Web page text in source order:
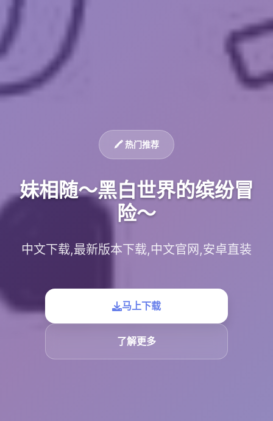
🖍️ 热门推荐
妹相随～黑白世界的缤纷冒
险～
中文下载,最新版本下载,中文官网,安卓直装
马上下载
了解更多